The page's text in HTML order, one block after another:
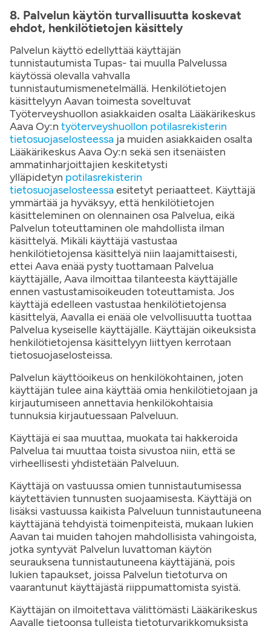
8. Palvelun käytön turvallisuutta koskevat
ehdot, henkilötietojen käsittely
Palvelun käyttö edellyttää käyttäjän
tunnistautumista Tupas- tai muulla Palvelussa
käytössä olevalla vahvalla
tunnistautumismenetelmällä. Henkilötietojen
käsittelyyn Aavan toimesta soveltuvat
Työterveyshuollon asiakkaiden osalta Lääkärikeskus
Aava Oy:n työterveyshuollon potilasrekisterin
tietosuojaselosteessa ja muiden asiakkaiden osalta
Lääkärikeskus Aava Oy:n sekä sen itsenäisten
ammatinharjoittajien keskitetysti
ylläpidetyn potilasrekisterin
tietosuojaselosteessaesitetyt periaatteet. Käyttäjä
ymmärtää ja hyväksyy, että henkilötietojen
käsitteleminen on olennainen osa Palvelua, eikä
Palvelun toteuttaminen ole mahdollista ilman
käsittelyä. Mikäli käyttäjä vastustaa
henkilötietojensa käsittelyä niin laajamittaisesti,
ettei Aava enää pysty tuottamaan Palvelua
käyttäjälle, Aava ilmoittaa tilanteesta käyttäjälle
ennen vastustamisoikeuden toteuttamista. Jos
käyttäjä edelleen vastustaa henkilötietojensa
käsittelyä, Aavalla ei enää ole velvollisuutta tuottaa
Palvelua kyseiselle käyttäjälle. Käyttäjän oikeuksista
henkilötietojensa käsittelyyn liittyen kerrotaan
tietosuojaselosteissa.
Palvelun käyttöoikeus on henkilökohtainen, joten
käyttäjän tulee aina käyttää omia henkilötietojaan ja
kirjautumiseen annettavia henkilökohtaisia
tunnuksia kirjautuessaan Palveluun.
Käyttäjä ei saa muuttaa, muokata tai hakkeroida
Palvelua tai muuttaa toista sivustoa niin, että se
virheellisesti yhdistetään Palveluun.
Käyttäjä on vastuussa omien tunnistautumisessa
käytettävien tunnusten suojaamisesta. Käyttäjä on
lisäksi vastuussa kaikista Palveluun tunnistautuneena
käyttäjänä tehdyistä toimenpiteistä, mukaan lukien
Aavan tai muiden tahojen mahdollisista vahingoista,
jotka syntyvät Palvelun luvattoman käytön
seurauksena tunnistautuneena käyttäjänä, pois
lukien tapaukset, joissa Palvelun tietoturva on
vaarantunut käyttäjästä riippumattomista syistä.
Käyttäjän on ilmoitettava välittömästi Lääkärikeskus
Aavalle tietoonsa tulleista tietoturvarikkomuksista